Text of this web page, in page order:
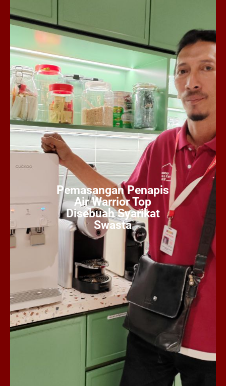
Pemasangan Penapis
Air Warrior Top
Disebuah Syarikat
Swasta